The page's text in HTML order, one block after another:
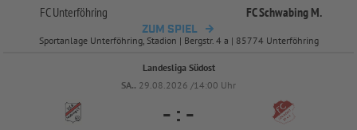
FC Unterföhring FC Schwabing M.
ZUM SPIEL
Sportanlage Unterföhring, Stadion | Bergstr. 4 a | 85774 Unterföhring
Landesliga Südost
SA.. 29.08.2026 /14:00 Uhr
- : -